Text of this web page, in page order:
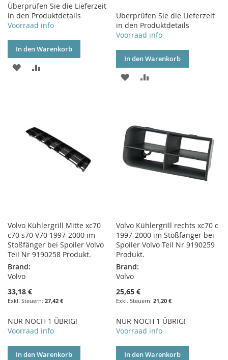
Überprüfen Sie die Lieferzeit
in den Produktdetails
Voorraad info
In den Warenkorb
ZUR
Überprüfen Sie die Lieferzeit
in den Produktdetails
Voorraad info
In den Warenkorb
ZUR
Volvo Kühlergrill Mitte xc70
c70 s70 V70 1997-2000 im
Stoßfänger bei Spoiler Volvo
Teil Nr 9190258 Produkt.
Brand:
Volvo
33,18 €
27,42 €
NUR NOCH 1 ÜBRIG!
Voorraad info
In den Warenkorb
Volvo Kühlergrill rechts xc70 c
1997-2000 im Stoßfänger bei
Spoiler Volvo Teil Nr 9190259
Produkt.
Brand:
Volvo
25,65 €
21,20 €
NUR NOCH 1 ÜBRIG!
Voorraad info
In den Warenkorb